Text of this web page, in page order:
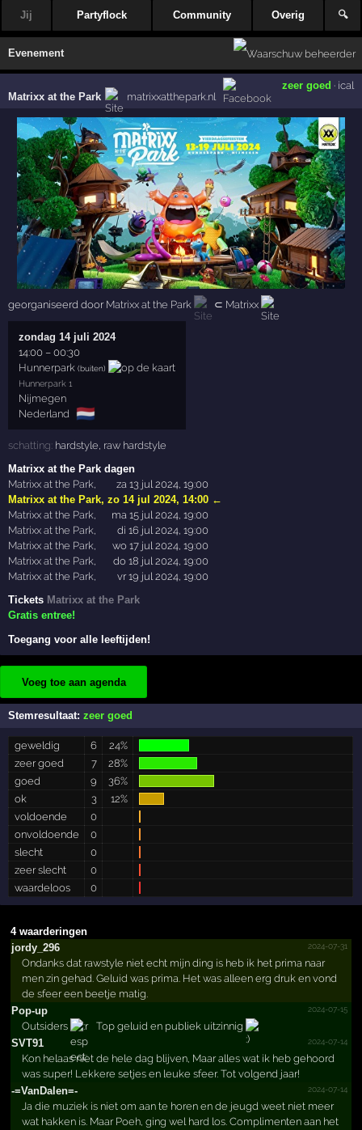
Jij Partyflock Community Overig 🔍
Evenement
Matrixx at the Park matrixxatthepark.nl
zeer goed · ical
georganiseerd door Matrixx at the Park ⊂ Matrixx
zondag 14 juli 2024
14:00 –00:30
Hunnerpark (buiten)
Hunnerpark 1
Nijmegen
Nederland
🇳🇱
schatting: hardstyle raw hardstyle
Matrixx at the Park dagen
Matrixx at the Park,
za 13 jul 2024, 19:00
Matrixx at the Park,zo 14 jul 2024, 14:00 ←
Matrixx at the Park,
ma 15 jul 2024, 19:00
Matrixx at the Park,
di 16 jul 2024, 19:00
Matrixx at the Park,
wo 17 jul 2024, 19:00
Matrixx at the Park,
do 18 jul 2024, 19:00
Matrixx at the Park,
vr 19 jul 2024, 19:00
Tickets Matrixx at the Park
Gratis entree!
Toegang voor alle leeftijden!
Voeg toe aan agenda
Stemresultaat:zeer goed
geweldig 6
24%
zeer goed
7
28%
goed
9
36%
ok
3
12%
voldoende
0
onvoldoende
0
slecht
0
zeer slecht
0
waardeloos
0
4 waarderingen
jordy_296
2024-07-31
Ondanks dat rawstyle niet echt mijn ding is heb ik het prima naar
men zin gehad. Geluid was prima. Het was alleen erg druk en vond
de sfeer een beetje matig.
Pop-up
2024-07-15
Outsiders
Top geluid en publiek uitzinnig
SVT91
2024-07-14
Kon helaas niet de hele dag blijven, Maar alles wat ik heb gehoord
was super! Lekkere setjes en leuke sfeer. Tot volgend jaar!
-=VanDalen=-
2024-07-14
Ja die muziek is niet om aan te horen en de jeugd weet niet meer
wat hakken is. Maar Poeh, ging wel hard los. Complimenten aan het